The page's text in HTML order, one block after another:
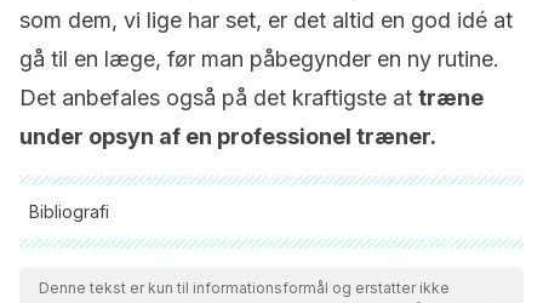
som dem, vi lige har set, er det altid en god idé at
gå til en læge, før man påbegynder en ny rutine.
Det anbefales også på det kraftigste at træne
under opsyn af en professionel træner.
Bibliografi
Alle citerede kilder blev grundigt gennemgået af vores team
for at sikre deres kvalitet, pålidelighed, aktualitet og validitet.
Denne tekst er kun til informationsformål og erstatter ikke